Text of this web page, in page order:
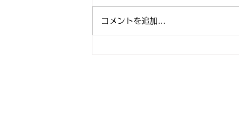
コメントを追加…